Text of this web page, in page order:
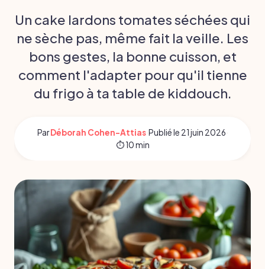
Un cake lardons tomates séchées qui
ne sèche pas, même fait la veille. Les
bons gestes, la bonne cuisson, et
comment l'adapter pour qu'il tienne
du frigo à ta table de kiddouch.
ParDéborah Cohen-Attias·Publié le 21 juin 2026·
⏱ 10 min